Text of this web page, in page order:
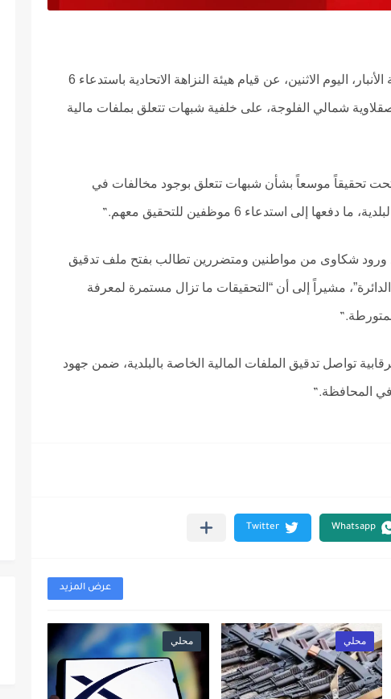
كشف مصدر محلي في محافظة الأنبار، اليوم الاثنين، عن قيام هيئة النزاهة الاتحادية باستدعاء 6
شمالي الفلوجة، على خلفية شبهات تتعلق بملفات مالية
تحقيقاً موسعاً بشأن شبهات تتعلق بوجود مخالفات في
إلى استدعاء 6 موظفين للتحقيق معهم ”.
ورود شكاوى من مواطنين ومتضررين تطالب بفتح ملف تدقيق
مشيراً إلى أن “التحقيقات ما تزال مستمرة لمعرفة
”.
تواصل تدقيق الملفات المالية الخاصة بالبلدية، ضمن جهود
في المحافظة”.
عرض المزيد
محلي محلي